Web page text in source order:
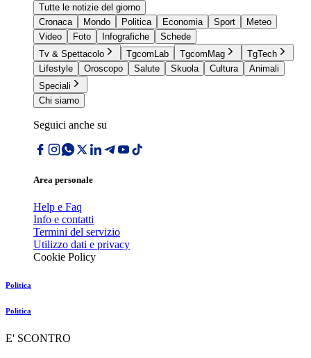
Tutte le notizie del giorno
Cronaca
Mondo Politica Economia Sport
Meteo
Video
Foto Infografiche
Schede
Tv & Spettacolo
TgcomLab TgcomMag
TgTech
Lifestyle
Oroscopo Salute Skuola Cultura
Animali
Speciali
Chi siamo
Seguici anche su
Area personale
Help e Faq
Info e contatti
Termini del servizio
Utilizzo dati e privacy
Cookie Policy
Politica
Politica
E' SCONTRO